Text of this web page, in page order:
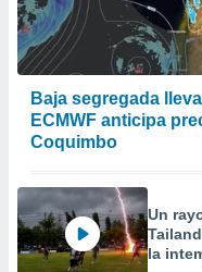
Baja segregada
ECMWF anticipa
Coquimbo
Un
la